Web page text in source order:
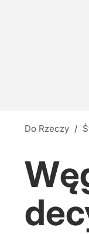
Do Rzeczy /